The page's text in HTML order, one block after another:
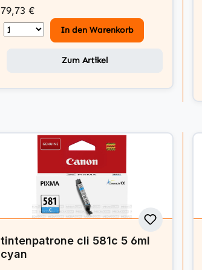
79,73 €
In den Warenkorb
Zum Artikel
tintenpatrone cli 581c 5 6ml
cyan